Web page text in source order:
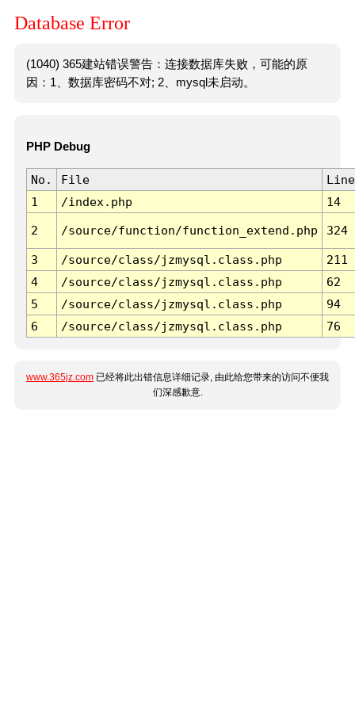
Database Error
(1040) 365建站错误警告：连接数据库失败，可能的原
因：1、数据库密码不对; 2、mysql未启动。
PHP Debug
No. File
Line
1
/index.php 14
2 /source/function/function_extend.php 324
3 /source/class/jzmysql.class.php
211
4
/source/class/jzmysql.class.php
62
5
/source/class/jzmysql.class.php
94
6
/source/class/jzmysql.class.php 76
www.365jz.com 已经将此出错信息详细记录, 由此给您带来的访问不便我
们深感歉意.